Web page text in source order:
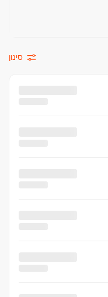
סינון